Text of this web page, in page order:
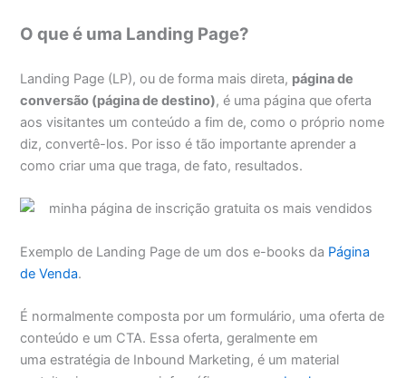
O que é uma Landing Page?
Landing Page (LP), ou de forma mais direta, página de
conversão (página de destino), é uma página que oferta
aos visitantes um conteúdo a fim de, como o próprio nome
diz, convertê-los. Por isso é tão importante aprender a
como criar uma que traga, de fato, resultados.
Exemplo de Landing Page de um dos e-books da Página
de Venda.
É normalmente composta por um formulário, uma oferta de
conteúdo e um CTA. Essa oferta, geralmente em
uma estratégia de Inbound Marketing, é um material